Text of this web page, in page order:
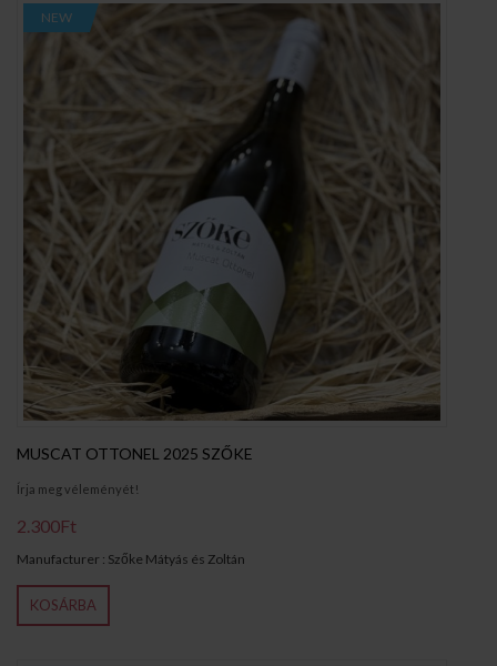
NEW
MUSCAT OTTONEL 2025 SZŐKE
Írja meg véleményét!
2.300Ft
Manufacturer : Szőke Mátyás és Zoltán
KOSÁRBA